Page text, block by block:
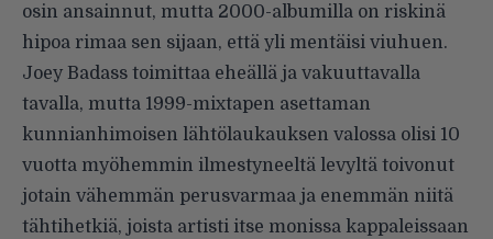
osin ansainnut, mutta 2000-albumilla on riskinä
hipoa rimaa sen sijaan, että yli mentäisi viuhuen.
Joey Badass toimittaa eheällä ja vakuuttavalla
tavalla, mutta 1999-mixtapen asettaman
kunnianhimoisen lähtölaukauksen valossa olisi 10
vuotta myöhemmin ilmestyneeltä levyltä toivonut
jotain vähemmän perusvarmaa ja enemmän niitä
tähtihetkiä, joista artisti itse monissa kappaleissaan